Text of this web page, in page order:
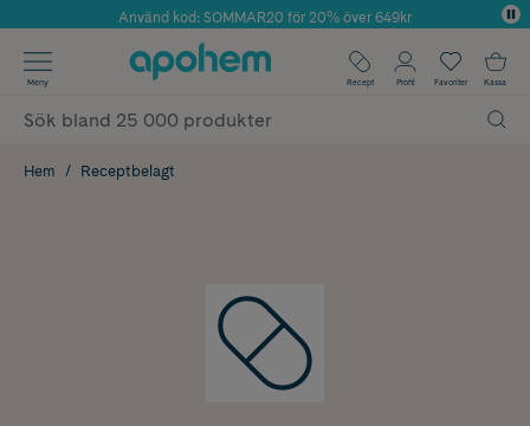
Årets Butik 2025 inom Skönhet
Använd kod: SOMMAR20 för 20% över 649kr
✓ Fri frakt
✓ Poäng på alla köp*
Meny Recept Profil Favoriter Kassa
Hem Receptbelagt